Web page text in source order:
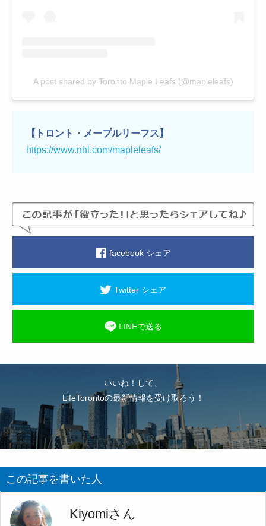
A post shared by Toronto Maple Leafs (@mapleleafs)
【トロント・メープルリーフス】
https://www.nhl.com/mapleleafs/
facebook シェア
Twitter シェア
LINEで送る
いいね！して、
LifeTorontoの最新情報を受け取ろう！
この記事を書いた人
Kiyomiさん